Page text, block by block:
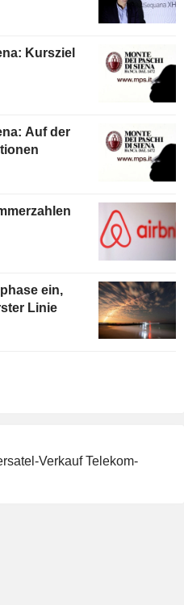
Kursziel
Auf der
ein,
Linie
Verkauf Telekom-